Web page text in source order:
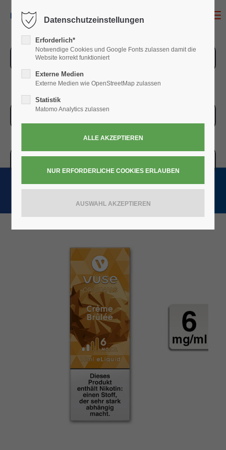
ZUR ÜBERSICHT
Datenschutzeinstellungen
Erforderlich*
Notwendige Cookies und Google Fonts zulassen damit die
Website korrekt funktioniert
Externe Medien
Externe Medien wie OpenStreetMap zulassen
Statistik
Matomo Analytics zulassen